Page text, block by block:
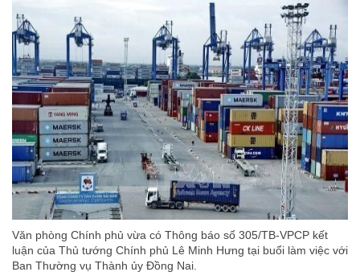
Văn phòng Chính phủ vừa có Thông báo số 305/TB-VPCP kết
luận của Thủ tướng Chính phủ Lê Minh Hưng tại buổi làm việc với
Ban Thường vụ Thành ủy Đồng Nai.